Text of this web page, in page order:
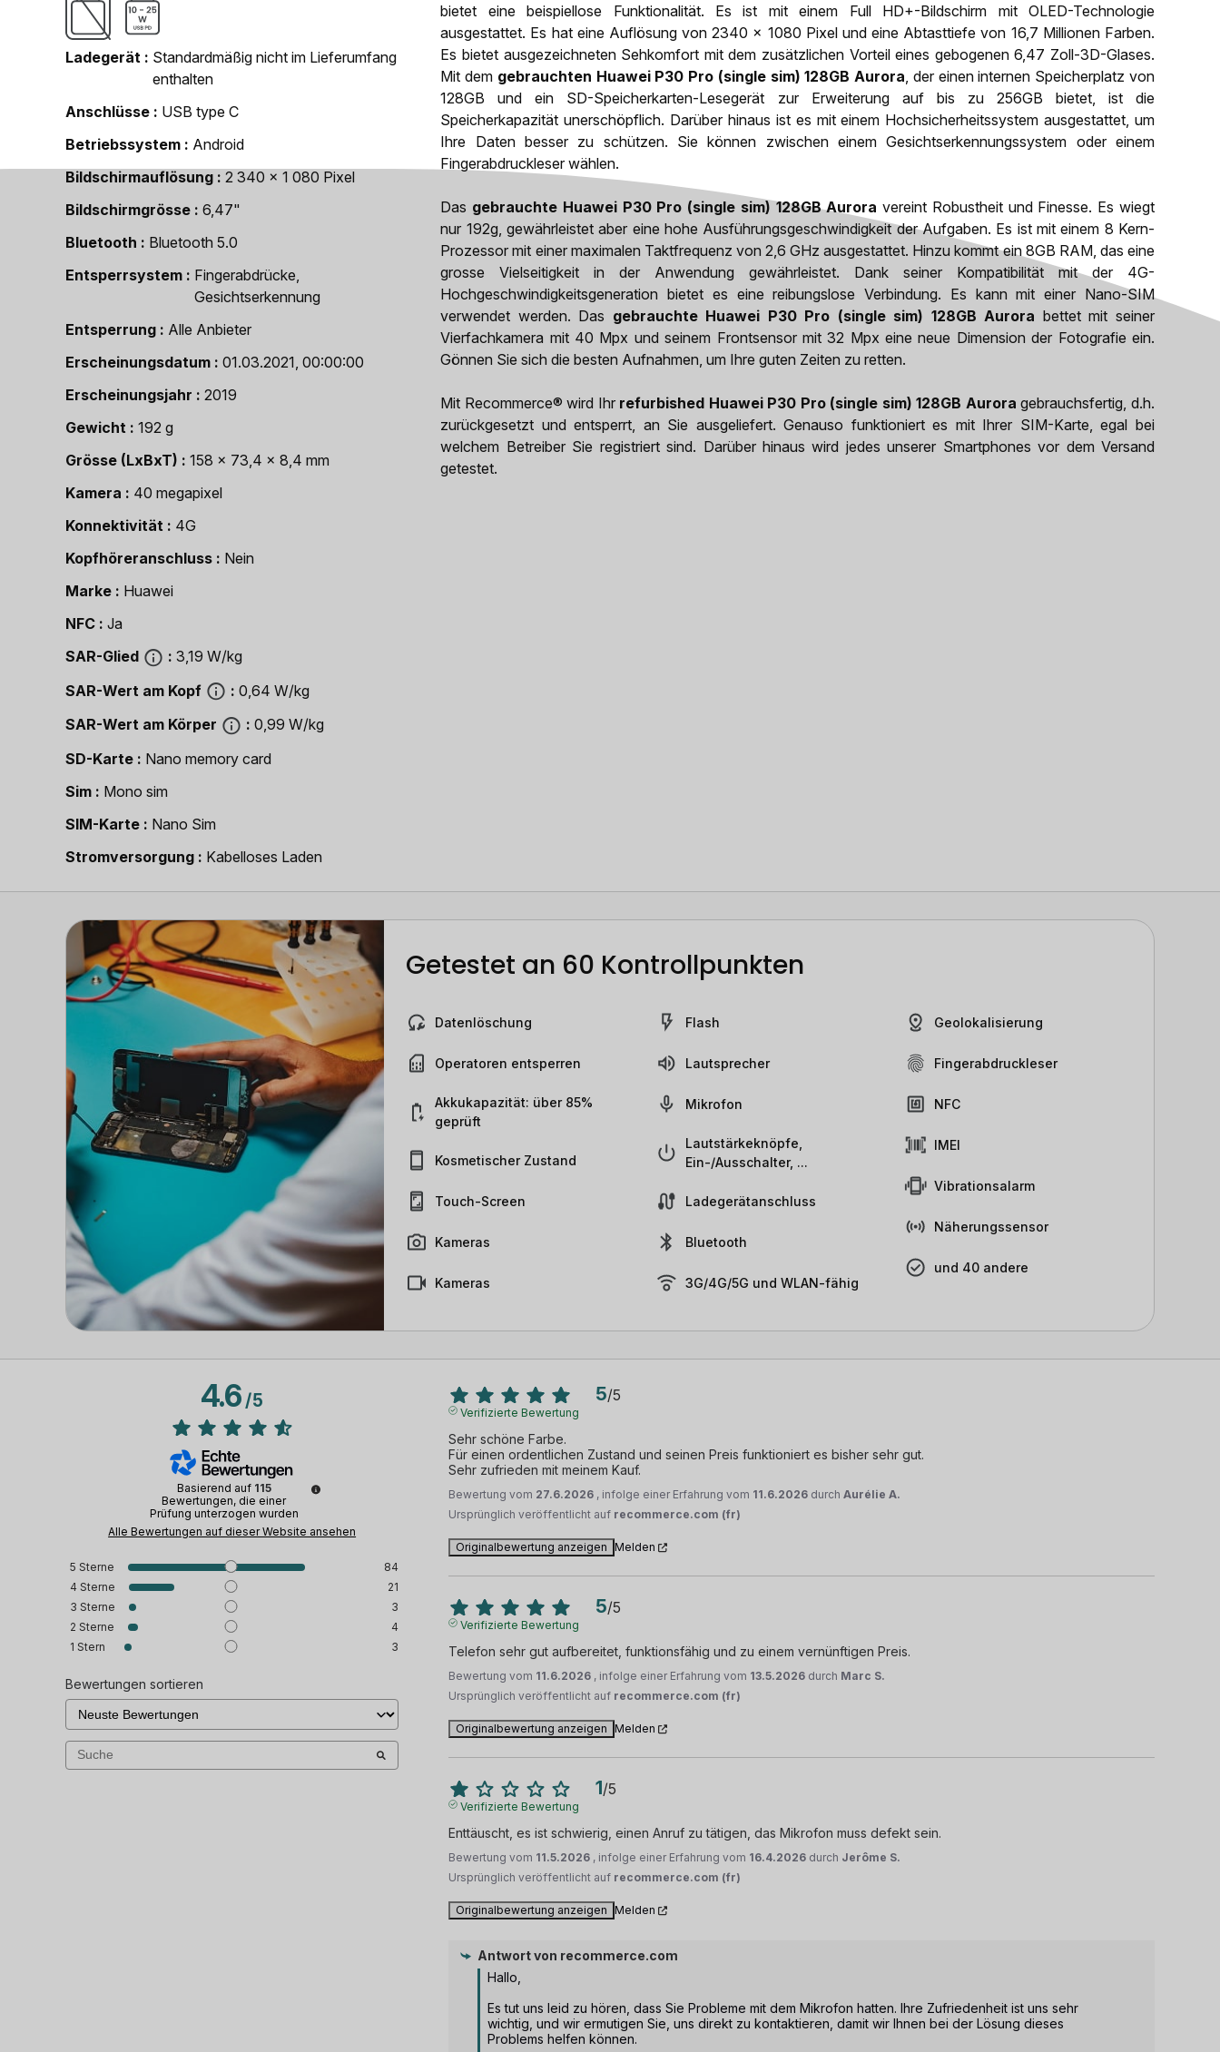
Ladegerät
Standardmäßig nicht im Lieferumfang
enthalten
Anschlüsse
USB type C
Betriebssystem
Android
Bildschirmauflösung
2 340 x 1 080 Pixel
Bildschirmgrösse
6,47"
Bluetooth
Bluetooth 5.0
Entsperrsystem
Fingerabdrücke,
Gesichtserkennung
Entsperrung
Alle Anbieter
Erscheinungsdatum
01.03.2021, 00:00:00
Erscheinungsjahr
2019
Gewicht
192 g
Grösse (LxBxT)
158 x 73,4 x 8,4 mm
Kamera
40 megapixel
Konnektivität
4G
Kopfhöreranschluss
Nein
Marke
Huawei
NFC
Ja
SAR-Glied
3,19 W/kg
SAR-Wert am Kopf
0,64 W/kg
SAR-Wert am Körper
0,99 W/kg
SD-Karte
Nano memory card
Sim
Mono sim
SIM-Karte
Nano Sim
Strom­versorgung
Kabelloses Laden
bietet eine beispiellose Funktionalität. Es ist mit einem Full HD+-Bildschirm mit OLED-Technologie
ausgestattet. Es hat eine Auflösung von 2340 x 1080 Pixel und eine Abtasttiefe von 16,7 Millionen Farben.
Es bietet ausgezeichneten Sehkomfort mit dem zusätzlichen Vorteil eines gebogenen 6,47 Zoll-3D-Glases.
Mit dem gebrauchten Huawei P30 Pro (single sim) 128GB Aurora, der einen internen Speicherplatz von
128GB und ein SD-Speicherkarten-Lesegerät zur Erweiterung auf bis zu 256GB bietet, ist die
Speicherkapazität unerschöpflich. Darüber hinaus ist es mit einem Hochsicherheitssystem ausgestattet, um
Ihre Daten besser zu schützen. Sie können zwischen einem Gesichtserkennungssystem oder einem
Fingerabdruckleser wählen.
Das gebrauchte Huawei P30 Pro (single sim) 128GB Aurora vereint Robustheit und Finesse. Es wiegt
nur 192g, gewährleistet aber eine hohe Ausführungsgeschwindigkeit der Aufgaben. Es ist mit einem 8 Kern-
Prozessor mit einer maximalen Taktfrequenz von 2,6 GHz ausgestattet. Hinzu kommt ein 8GB RAM, das eine
grosse Vielseitigkeit in der Anwendung gewährleistet. Dank seiner Kompatibilität mit der 4G-
Hochgeschwindigkeitsgeneration bietet es eine reibungslose Verbindung. Es kann mit einer Nano-SIM
verwendet werden. Das gebrauchte Huawei P30 Pro (single sim) 128GB Aurora bettet mit seiner
Vierfachkamera mit 40 Mpx und seinem Frontsensor mit 32 Mpx eine neue Dimension der Fotografie ein.
Gönnen Sie sich die besten Aufnahmen, um Ihre guten Zeiten zu retten.
Mit Recommerce® wird Ihr refurbished Huawei P30 Pro (single sim) 128GB Aurora gebrauchsfertig, d.h.
zurückgesetzt und entsperrt, an Sie ausgeliefert. Genauso funktioniert es mit Ihrer SIM-Karte, egal bei
welchem Betreiber Sie registriert sind. Darüber hinaus wird jedes unserer Smartphones vor dem Versand
getestet.
Getestet an 60 Kontrollpunkten
Datenlöschung
Operatoren entsperren
Akkukapazität: über 85%
geprüft
Kosmetischer Zustand
Touch-Screen
Kameras
Kameras
Flash
Lautsprecher
Mikrofon
Lautstärkeknöpfe,
Ein-/Ausschalter, ...
Ladegerätanschluss
Bluetooth
3G/4G/5G und WLAN-fähig
Geolokalisierung
Fingerabdruckleser
NFC
IMEI
Vibrationsalarm
Näherungssensor
und 40 andere
4.6/5
Basierend auf 115
Bewertungen, die einer
Prüfung unterzogen wurden
Alle Bewertungen auf dieser Website ansehen
5 Sterne
84
4 Sterne
21
3 Sterne
3
2 Sterne
4
1 Stern 3
Bewertungen sortieren
5/5
Verifizierte Bewertung
Sehr schöne Farbe.
Für einen ordentlichen Zustand und seinen Preis funktioniert es bisher sehr gut.
Sehr zufrieden mit meinem Kauf.
Bewertung vom 27.6.2026 , infolge einer Erfahrung vom 11.6.2026 durchAurélie A.
Ursprünglich veröffentlicht auf recommerce.com (fr)
Originalbewertung anzeigen Melden
5/5
Verifizierte Bewertung
Telefon sehr gut aufbereitet, funktionsfähig und zu einem vernünftigen Preis.
Bewertung vom 11.6.2026 , infolge einer Erfahrung vom 13.5.2026 durch Marc S.
Ursprünglich veröffentlicht auf recommerce.com (fr)
Originalbewertung anzeigen Melden
1/5
Verifizierte Bewertung
Enttäuscht, es ist schwierig, einen Anruf zu tätigen, das Mikrofon muss defekt sein.
Bewertung vom 11.5.2026 , infolge einer Erfahrung vom 16.4.2026 durch Jerôme S.
Ursprünglich veröffentlicht auf recommerce.com (fr)
Originalbewertung anzeigen Melden
Antwort von recommerce.com
Hallo,
Es tut uns leid zu hören, dass Sie Probleme mit dem Mikrofon hatten. Ihre Zufriedenheit ist uns sehr
wichtig, und wir ermutigen Sie, uns direkt zu kontaktieren, damit wir Ihnen bei der Lösung dieses
Problems helfen können.